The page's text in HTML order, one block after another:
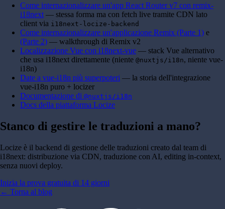
Come internazionalizzare un'app React Router v7 con remix-
i18next — stessa forma ma con fetch live tramite CDN lato
client via i18next-locize-backend
Come internazionalizzare un'applicazione Remix (Parte 1) e
(Parte 2) — walkthrough di Remix v2
Localizzazione Vue con i18next-vue — stack Vue alternativo
che usa i18next direttamente (niente @nuxtjs/i18n, niente vue-
i18n)
Date a vue-i18n più superpoteri — la storia dell'integrazione
vue-i18n puro + locizer
Documentazione di @nuxtjs/i18n
Docs della piattaforma Locize
Stanco di gestire le traduzioni a mano?
Locize è il backend di gestione delle traduzioni creato dal team di
i18next: distribuzione via CDN, traduzione con AI, editing in-context,
senza nuovi deploy.
Inizia la prova gratuita di 14 giorni
← Torna al blog